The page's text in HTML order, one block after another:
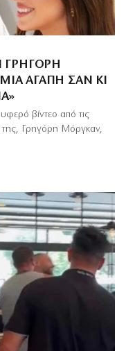
ΓΡΗΓΌΡΗ
ΑΓΆΠΗ ΣΑΝ ΚΙ
βίντεο από τις
της, Γρηγόρη Μόργκαν,